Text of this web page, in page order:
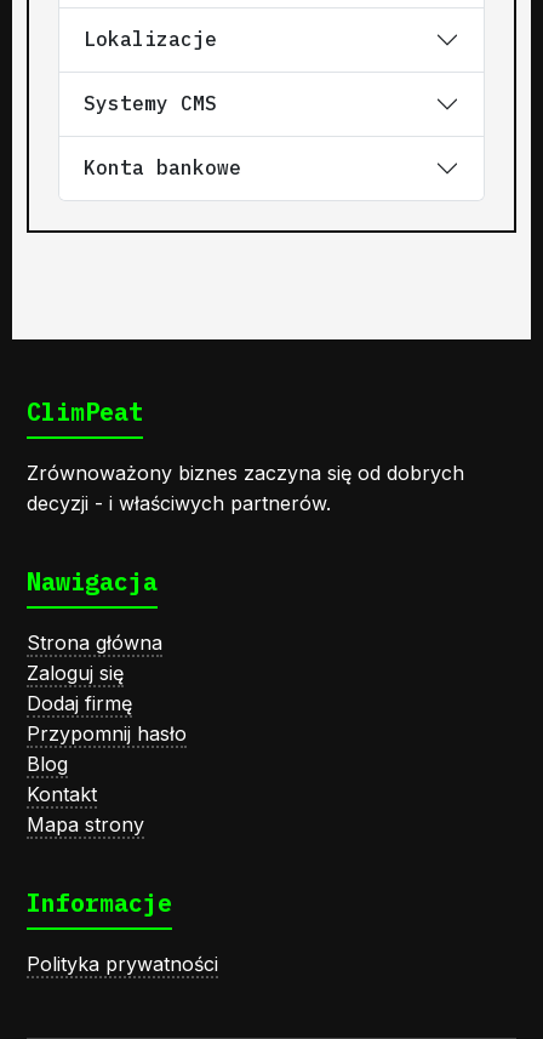
Lokalizacje
Systemy CMS
Konta bankowe
ClimPeat
Zrównoważony biznes zaczyna się od dobrych
decyzji - i właściwych partnerów.
Nawigacja
Strona główna
Zaloguj się
Dodaj firmę
Przypomnij hasło
Blog
Kontakt
Mapa strony
Informacje
Polityka prywatności